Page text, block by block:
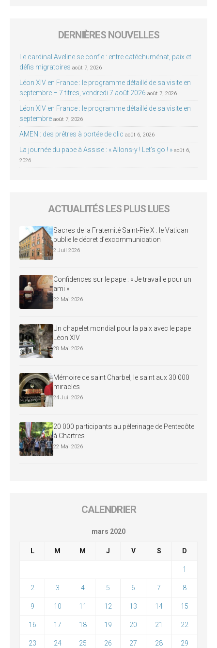
DERNIÈRES NOUVELLES
Le cardinal Aveline se confie : entre catéchuménat, paix et
défis migratoires août 7, 2026
Léon XIV en France : le programme détaillé de sa visite en
septembre – 7 titres, vendredi 7 août 2026 août 7, 2026
Léon XIV en France : le programme détaillé de sa visite en
septembre août 7, 2026
AMEN : des prêtres à portée de clic août 6, 2026
La journée du pape à Assise : « Allons-y ! Let’s go ! » août 6,
2026
ACTUALITÉS LES PLUS LUES
Sacres de la Fraternité Saint-Pie X : le Vatican
publie le décret d’excommunication
2 Juil 2026
Confidences sur le pape : « Je travaille pour un
ami »
22 Mai 2026
Un chapelet mondial pour la paix avec le pape
Léon XIV
28 Mai 2026
Mémoire de saint Charbel, le saint aux 30 000
miracles
24 Juil 2026
20 000 participants au pèlerinage de Pentecôte
à Chartres
22 Mai 2026
CALENDRIER
mars 2020
L M M J V S D
1
2 3 4 5 6 7 8
9 10 11 12 13 14 15
16 17 18 19 20 21 22
23 24 25 26 27 28 29